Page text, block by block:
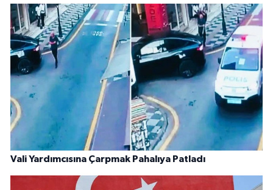
Vali Yardımcısına Çarpmak Pahalıya Patladı